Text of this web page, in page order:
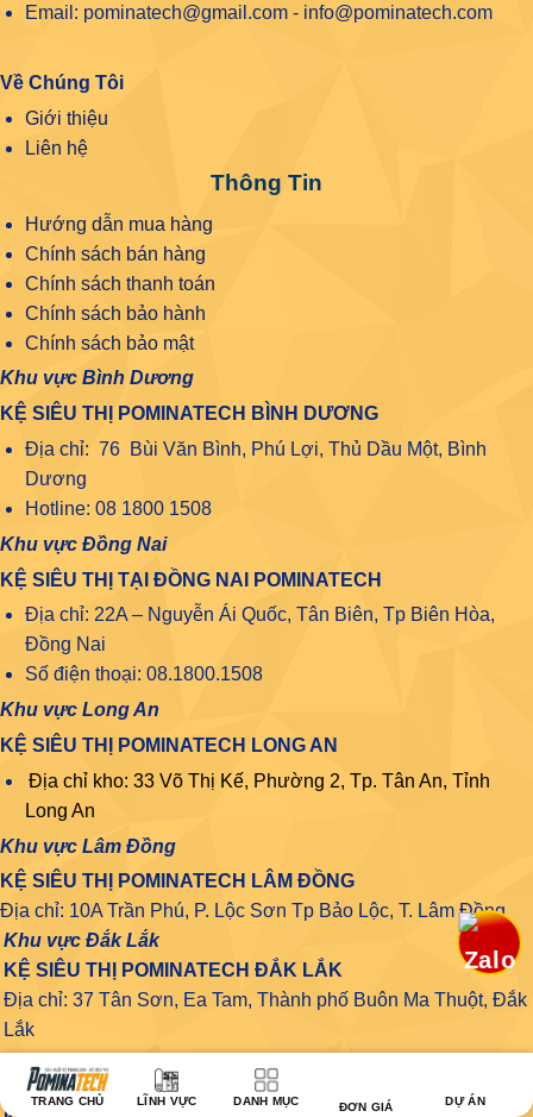
Email: pominatech@gmail.com - info@pominatech.com
Về Chúng Tôi
Giới thiệu
Liên hệ
Thông Tin
Hướng dẫn mua hàng
Chính sách bán hàng
Chính sách thanh toán
Chính sách bảo hành
Chính sách bảo mật
Khu vực Bình Dương
KỆ SIÊU THỊ POMINATECH BÌNH DƯƠNG
Địa chỉ: 76 Bùi Văn Bình, Phú Lợi, Thủ Dầu Một, Bình
Dương
Hotline: 08 1800 1508
Khu vực Đồng Nai
KỆ SIÊU THỊ TẠI ĐỒNG NAI POMINATECH
Địa chỉ: 22A – Nguyễn Ái Quốc, Tân Biên, Tp Biên Hòa,
Đồng Nai
Số điện thoại: 08.1800.1508
Khu vực Long An
KỆ SIÊU THỊ POMINATECH LONG AN
Địa chỉ kho: 33 Võ Thị Kế, Phường 2, Tp. Tân An, Tỉnh
Long An
Khu vực Lâm Đồng
KỆ SIÊU THỊ POMINATECH LÂM ĐỒNG
Địa chỉ: 10A Trần Phú, P. Lộc Sơn Tp Bảo Lộc, T. Lâm Đồng
Khu vực Đắk Lắk
KỆ SIÊU THỊ POMINATECH ĐẮK LẮK
Địa chỉ: 37 Tân Sơn, Ea Tam, Thành phố Buôn Ma Thuột, Đắk
Lắk
------
Khu vực Đắk Nông
TRANG CHỦ LĨNH VỰC DANH MỤC ĐƠN GIÁ DỰ ÁN